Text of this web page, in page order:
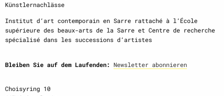
Künstlernachlässe
Institut d‘art contemporain en Sarre rattaché à l‘École
supérieure des beaux-arts de la Sarre et Centre de recherche
spécialisé dans les successions d‘artistes
Bleiben Sie auf dem Laufenden: Newsletter abonnieren
Choisyring 10